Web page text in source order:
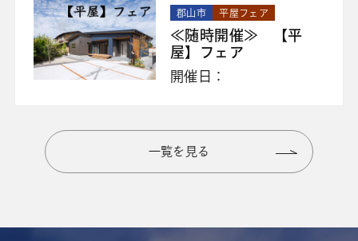
郡山市 平屋フェア
≪随時開催≫ 【平
屋】フェア
開催日：
一覧を見る